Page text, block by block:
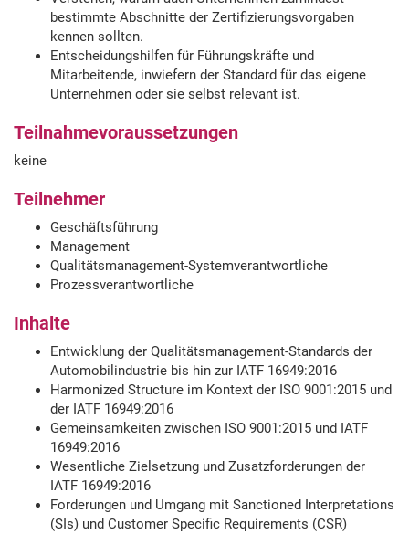
bestimmte Abschnitte der Zertifizierungsvorgaben
kennen sollten.
Entscheidungshilfen für Führungskräfte und
Mitarbeitende, inwiefern der Standard für das eigene
Unternehmen oder sie selbst relevant ist.
Teilnahmevoraussetzungen
keine
Teilnehmer
Geschäftsführung
Management
Qualitätsmanagement-Systemverantwortliche
Prozessverantwortliche
Inhalte
Entwicklung der Qualitätsmanagement-Standards der
Automobilindustrie bis hin zur IATF 16949:2016
Harmonized Structure im Kontext der ISO 9001:2015 und
der IATF 16949:2016
Gemeinsamkeiten zwischen ISO 9001:2015 und IATF
16949:2016
Wesentliche Zielsetzung und Zusatzforderungen der
IATF 16949:2016
Forderungen und Umgang mit Sanctioned Interpretations
(SIs) und Customer Specific Requirements (CSR)